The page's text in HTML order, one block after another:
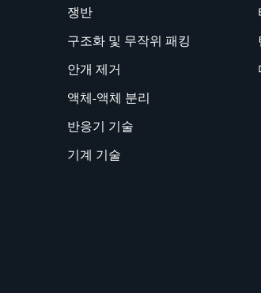
쟁반
구조화 및 무작위 패킹
안개 제거
액체-액체 분리
반응기 기술
기계 기술